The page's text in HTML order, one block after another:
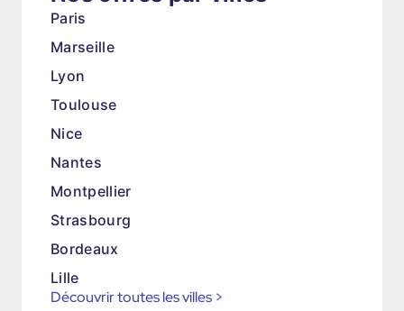
Paris
Marseille
Lyon
Toulouse
Nice
Nantes
Montpellier
Strasbourg
Bordeaux
Lille
Découvrir toutes les villes >